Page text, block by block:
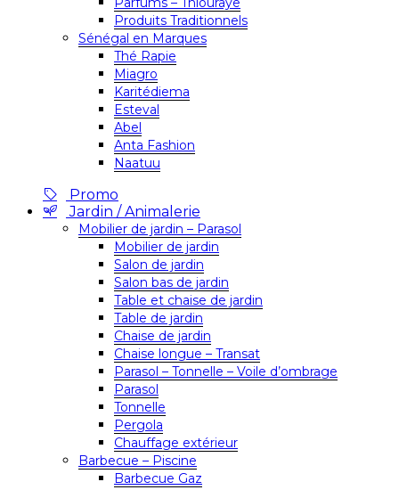
Produits Traditionnels
Sénégal en Marques
Thé Rapie
Miagro
Karitédiema
Esteval
Abel
Anta Fashion
Naatuu
Promo
Jardin / Animalerie
Mobilier de jardin – Parasol
Mobilier de jardin
Salon de jardin
Salon bas de jardin
Table et chaise de jardin
Table de jardin
Chaise de jardin
Chaise longue – Transat
Parasol – Tonnelle – Voile d’ombrage
Parasol
Tonnelle
Pergola
Chauffage extérieur
Barbecue – Piscine
Barbecue Gaz